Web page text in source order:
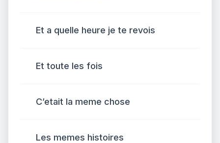
Et a quelle heure je te revois
Et toute les fois
C’etait la meme chose
Les memes histoires